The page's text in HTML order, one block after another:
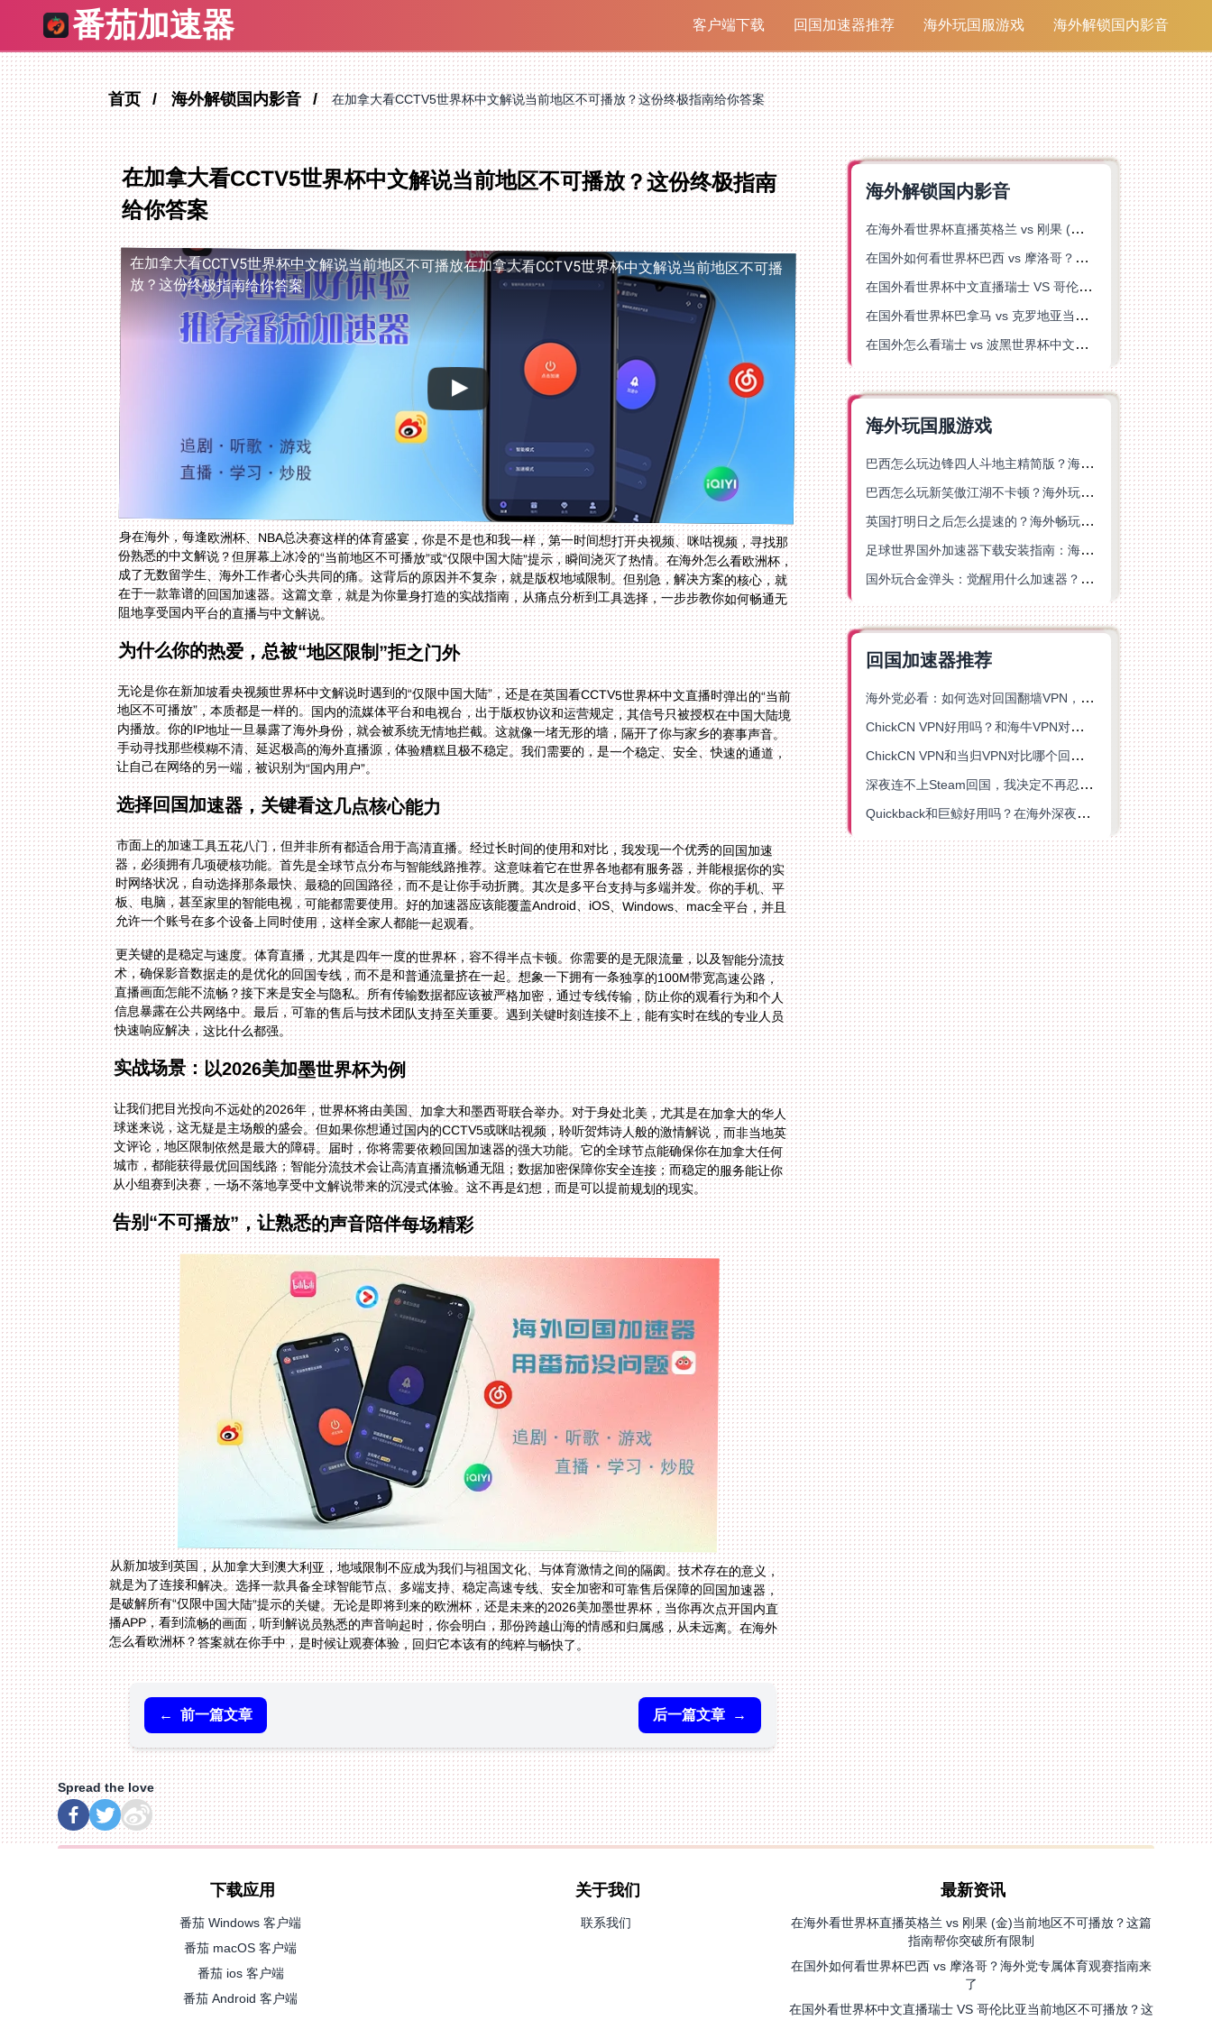
番茄加速器 客户端下载 回国加速器推荐 海外玩国服游戏 海外解锁国内影音
首页 海外解锁国内影音 在加拿大看CCTV5世界杯中文解说当前地区不可播放？这份终极指南给你答案
在加拿大看CCTV5世界杯中文解说当前地区不可播放？这份终极指南
给你答案
在加拿大看CCTV5世界杯中文解说当前地区不可播放在加拿大看CCTV5世界杯中文解说当前地区不可播
放？这份终极指南给你答案
身在海外，每逢欧洲杯、NBA总决赛这样的体育盛宴，你是不是也和我一样，第一时间想打开央视频、咪咕视频，寻找那
份熟悉的中文解说？但屏幕上冰冷的“当前地区不可播放”或“仅限中国大陆”提示，瞬间浇灭了热情。在海外怎么看欧洲杯，
成了无数留学生、海外工作者心头共同的痛。这背后的原因并不复杂，就是版权地域限制。但别急，解决方案的核心，就
在于一款靠谱的回国加速器。这篇文章，就是为你量身打造的实战指南，从痛点分析到工具选择，一步步教你如何畅通无
阻地享受国内平台的直播与中文解说。
为什么你的热爱，总被“地区限制”拒之门外
无论是你在新加坡看央视频世界杯中文解说时遇到的“仅限中国大陆”，还是在英国看CCTV5世界杯中文直播时弹出的“当前
地区不可播放”，本质都是一样的。国内的流媒体平台和电视台，出于版权协议和运营规定，其信号只被授权在中国大陆境
内播放。你的IP地址一旦暴露了海外身份，就会被系统无情地拦截。这就像一堵无形的墙，隔开了你与家乡的赛事声音。
手动寻找那些模糊不清、延迟极高的海外直播源，体验糟糕且极不稳定。我们需要的，是一个稳定、安全、快速的通道，
让自己在网络的另一端，被识别为“国内用户”。
选择回国加速器，关键看这几点核心能力
市面上的加速工具五花八门，但并非所有都适合用于高清直播。经过长时间的使用和对比，我发现一个优秀的回国加速
器，必须拥有几项硬核功能。首先是全球节点分布与智能线路推荐。这意味着它在世界各地都有服务器，并能根据你的实
时网络状况，自动选择那条最快、最稳的回国路径，而不是让你手动折腾。其次是多平台支持与多端并发。你的手机、平
板、电脑，甚至家里的智能电视，可能都需要使用。好的加速器应该能覆盖Android、iOS、Windows、mac全平台，并且
允许一个账号在多个设备上同时使用，这样全家人都能一起观看。
更关键的是稳定与速度。体育直播，尤其是四年一度的世界杯，容不得半点卡顿。你需要的是无限流量，以及智能分流技
术，确保影音数据走的是优化的回国专线，而不是和普通流量挤在一起。想象一下拥有一条独享的100M带宽高速公路，
直播画面怎能不流畅？接下来是安全与隐私。所有传输数据都应该被严格加密，通过专线传输，防止你的观看行为和个人
信息暴露在公共网络中。最后，可靠的售后与技术团队支持至关重要。遇到关键时刻连接不上，能有实时在线的专业人员
快速响应解决，这比什么都强。
实战场景：以2026美加墨世界杯为例
让我们把目光投向不远处的2026年，世界杯将由美国、加拿大和墨西哥联合举办。对于身处北美，尤其是在加拿大的华人
球迷来说，这无疑是主场般的盛会。但如果你想通过国内的CCTV5或咪咕视频，聆听贺炜诗人般的激情解说，而非当地英
文评论，地区限制依然是最大的障碍。届时，你将需要依赖回国加速器的强大功能。它的全球节点能确保你在加拿大任何
城市，都能获得最优回国线路；智能分流技术会让高清直播流畅通无阻；数据加密保障你安全连接；而稳定的服务能让你
从小组赛到决赛，一场不落地享受中文解说带来的沉浸式体验。这不再是幻想，而是可以提前规划的现实。
告别“不可播放”，让熟悉的声音陪伴每场精彩
从新加坡到英国，从加拿大到澳大利亚，地域限制不应成为我们与祖国文化、与体育激情之间的隔阂。技术存在的意义，
就是为了连接和解决。选择一款具备全球智能节点、多端支持、稳定高速专线、安全加密和可靠售后保障的回国加速器，
是破解所有“仅限中国大陆”提示的关键。无论是即将到来的欧洲杯，还是未来的2026美加墨世界杯，当你再次点开国内直
播APP，看到流畅的画面，听到解说员熟悉的声音响起时，你会明白，那份跨越山海的情感和归属感，从未远离。在海外
怎么看欧洲杯？答案就在你手中，是时候让观赛体验，回归它本该有的纯粹与畅快了。
← 前一篇文章 后一篇文章 →
海外解锁国内影音
在海外看世界杯直播英格兰 vs 刚果 (金)当前地区不可播放？这篇指南帮你突破所有限制
在国外如何看世界杯巴西 vs 摩洛哥？海外党专属体育观赛指南来了
在国外看世界杯中文直播瑞士 VS 哥伦比亚当前地区不可播放？这篇指南帮你搞定
在国外看世界杯巴拿马 vs 克罗地亚当前地区不可播放？这篇指南帮你轻松解决海外体育直播难题
在国外怎么看瑞士 vs 波黑世界杯中文解说？这篇指南帮你搞定所有地区限制问题
海外玩国服游戏
巴西怎么玩边锋四人斗地主精简版？海外游戏党的加速器终极选择
巴西怎么玩新笑傲江湖不卡顿？海外玩家国服游戏加速终极指南（附猫和老鼠一梦江湖实测）
英国打明日之后怎么提速的？海外畅玩国服游戏终极指南
足球世界国外加速器下载安装指南：海外党畅玩国服游戏的终极解决方案
国外玩合金弹头：觉醒用什么加速器？一份写给海外游子的畅玩指南
回国加速器推荐
海外党必看：如何选对回国翻墙VPN，无缝解锁国内资源？
ChickCN VPN好用吗？和海牛VPN对比哪个回国效果更好？
ChickCN VPN和当归VPN对比哪个回国效果更好？海外党亲测后选了它
深夜连不上Steam回国，我决定不再忍受这数字鸿沟
Quickback和巨鲸好用吗？在海外深夜想刷B站、追爱奇艺的你，或许正需要这份答案
Spread the love
下载应用
番茄 Windows 客户端
番茄 macOS 客户端
番茄 ios 客户端
番茄 Android 客户端
关于我们
联系我们
最新资讯
在海外看世界杯直播英格兰 vs 刚果 (金)当前地区不可播放？这篇
指南帮你突破所有限制
在国外如何看世界杯巴西 vs 摩洛哥？海外党专属体育观赛指南来
了
在国外看世界杯中文直播瑞士 VS 哥伦比亚当前地区不可播放？这